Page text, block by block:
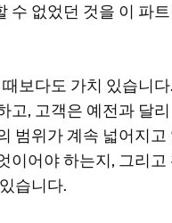
수 없었던 것을 이 파
보다도 가치 있습니
고, 고객은 예전과 달
범위가 계속 넓어지
이어야 하는지, 그리
습니다.